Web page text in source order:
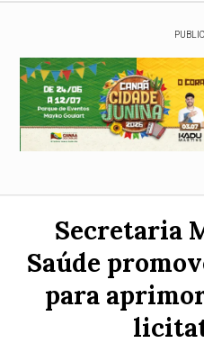
Secretaria
Saúde
para